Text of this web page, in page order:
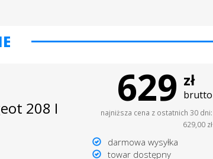
208 I
629 zł
brutto
najniższa cena z ostatnich 30 dni:
629,00 zł
darmowa wysyłka
towar dostępny